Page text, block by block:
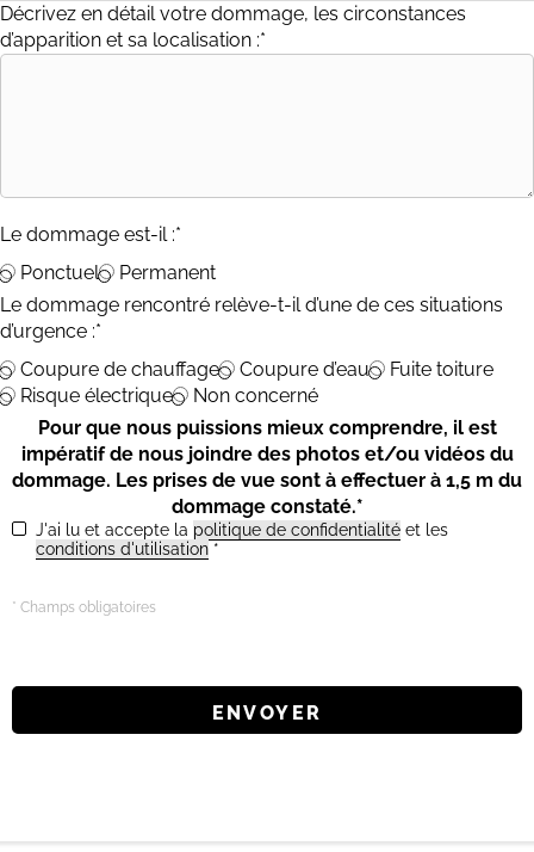
Décrivez en détail votre dommage, les circonstances
d’apparition et sa localisation :*
Le dommage est-il :*
Ponctuel
Permanent
Le dommage rencontré relève-t-il d’une de ces situations
d’urgence :*
Coupure de chauffage
Coupure d’eau
Fuite toiture
Risque électrique
Non concerné
Pour que nous puissions mieux comprendre, il est
impératif de nous joindre des photos et/ou vidéos du
dommage. Les prises de vue sont à effectuer à 1,5 m du
dommage constaté.*
J'ai lu et accepte la politique de confidentialité et les
conditions d'utilisation *
* Champs obligatoires